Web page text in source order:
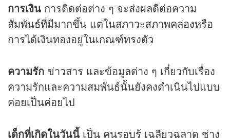
การเงิน การติดต่อต่าง ๆ จะส่งผลดีต่อความ
สัมพันธ์ที่มีมากขึ้น แต่ในสภาวะสภาพคล่องหรือ
การได้เงินทองอยู่ในเกณฑ์ทรงตัว
ความรัก ข่าวสาร และข้อมูลต่าง ๆ เกี่ยวกับเรื่อง
ความรักและความสมพันธ์นั้นยังคงดำเนินไปแบบ
ค่อยเป็นค่อยไป
เด็กที่เกิดในวันนี้ เป็น คนรอบรู้ เฉลียวฉลาด ช่าง